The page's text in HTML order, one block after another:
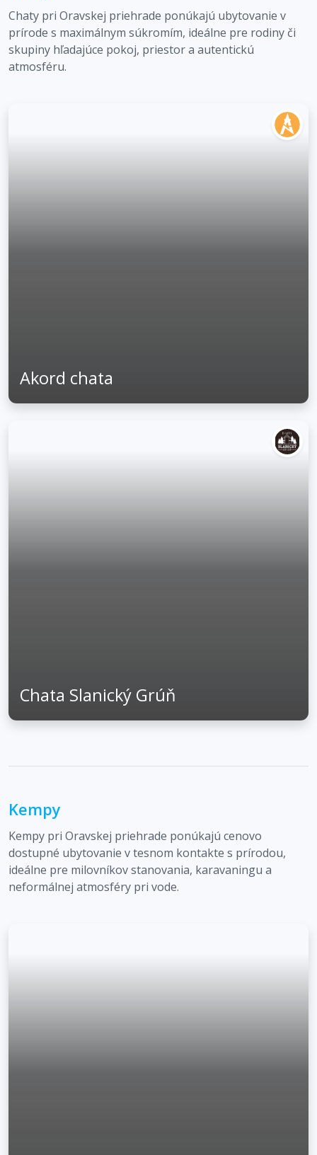
Chaty pri Oravskej priehrade ponúkajú ubytovanie v
prírode s maximálnym súkromím, ideálne pre rodiny či
skupiny hľadajúce pokoj, priestor a autentickú
atmosféru.
Akord chata
Chata Slanický Grúň
Kempy
Kempy pri Oravskej priehrade ponúkajú cenovo
dostupné ubytovanie v tesnom kontakte s prírodou,
ideálne pre milovníkov stanovania, karavaningu a
neformálnej atmosféry pri vode.